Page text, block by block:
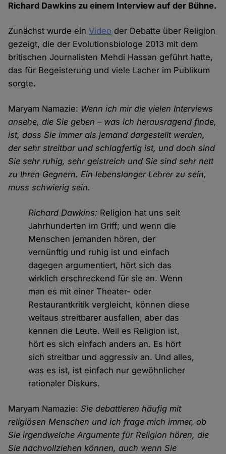
Richard Dawkins zu einem Interview auf der Bühne.
Zunächst wurde einVideo der Debatte über Religion
gezeigt, die der Evolutionsbiologe 2013 mit dem
britischen Journalisten Mehdi Hassan geführt hatte,
das für Begeisterung und viele Lacher im Publikum
sorgte.
Maryam Namazie: Wenn ich mir die vielen Interviews
ansehe, die Sie geben – was ich herausragend finde,
ist, dass Sie immer als jemand dargestellt werden,
der sehr streitbar und schlagfertig ist, und doch sind
Sie sehr ruhig, sehr geistreich und Sie sind sehr nett
zu Ihren Gegnern. Ein lebenslanger Lehrer zu sein,
muss schwierig sein.
Richard Dawkins: Religion hat uns seit
Jahrhunderten im Griff; und wenn die
Menschen jemanden hören, der
vernünftig und ruhig ist und einfach
dagegen argumentiert, hört sich das
wirklich erschreckend für sie an. Wenn
man es mit einer Theater- oder
Restaurantkritik vergleicht, können diese
weitaus streitbarer ausfallen, aber das
kennen die Leute. Weil es Religion ist,
hört es sich einfach anders an. Es hört
sich streitbar und aggressiv an. Und alles,
was es ist, ist einfach nur gewöhnlicher
rationaler Diskurs.
Maryam Namazie:Sie debattieren häufig mit
religiösen Menschen und ich frage mich immer, ob
Sie irgendwelche Argumente für Religion hören, die
Sie nachvollziehen können, auch wenn Sie